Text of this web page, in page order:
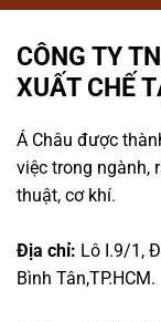
CÔNG TY
XUẤT CHẾ
Á Châu được
việc trong ngành,
thuật, cơ khí.
Địa chỉ: Lô I.9/1,
Bình Tân,TP.HCM.